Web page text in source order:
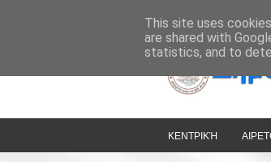
HOME ΔΉΜΟΣ
ΚΕΝΤΡΙΚΉ
This site uses
are shared with
statistics, and to